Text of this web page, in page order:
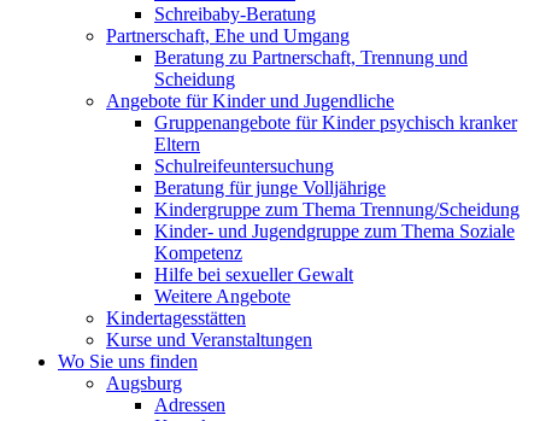
Schreibaby-Beratung
Partnerschaft, Ehe und Umgang
Beratung zu Partnerschaft, Trennung und
Scheidung
Angebote für Kinder und Jugendliche
Gruppenangebote für Kinder psychisch kranker
Eltern
Schulreifeuntersuchung
Beratung für junge Volljährige
Kindergruppe zum Thema Trennung/Scheidung
Kinder- und Jugendgruppe zum Thema Soziale
Kompetenz
Hilfe bei sexueller Gewalt
Weitere Angebote
Kindertagesstätten
Kurse und Veranstaltungen
Wo Sie uns finden
Augsburg
Adressen